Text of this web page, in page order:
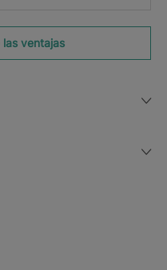
las ventajas